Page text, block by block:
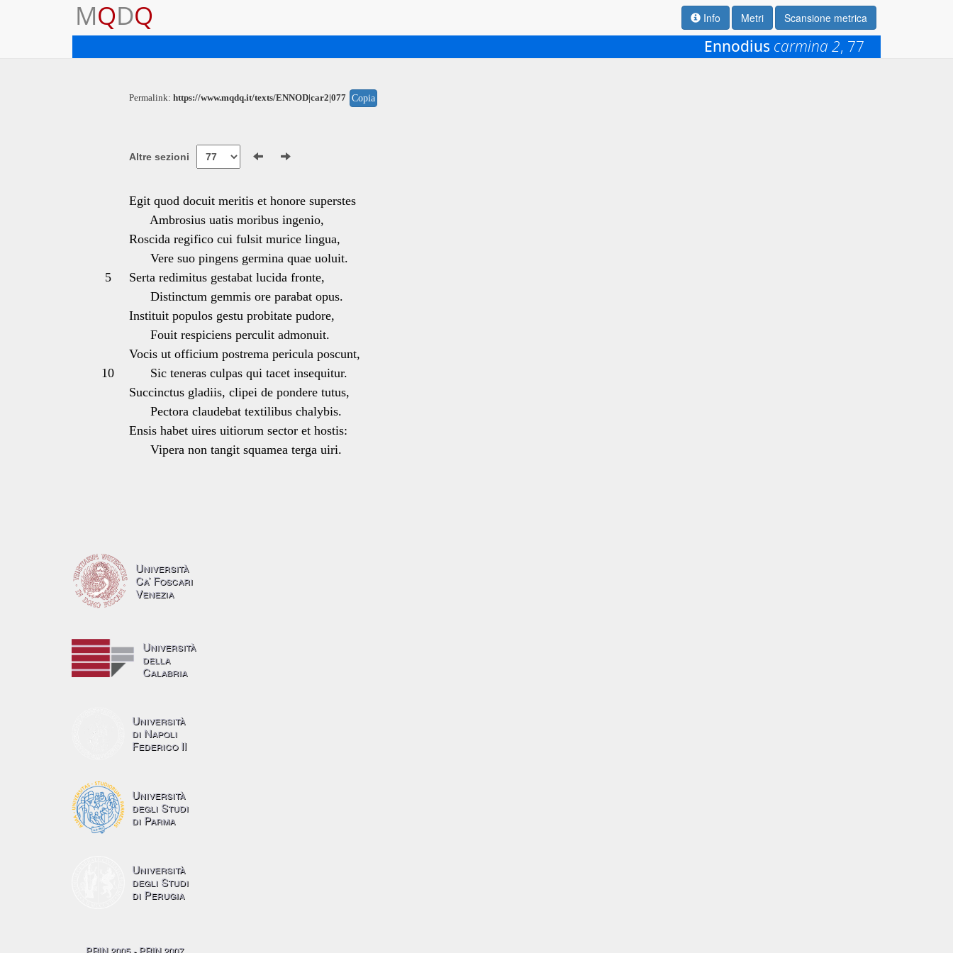
MQDQ Info Metri Scansione metrica
Ennodius carmina 2, 77
Permalink: https://www.mqdq.it/texts/ENNOD|car2|077 Copia
Altre sezioni
Egit quod docuit meritis et honore superstes
Ambrosius uatis moribus ingenio,
Roscida regifico cui fulsit murice lingua,
Vere suo pingens germina quae uoluit.
5
Serta redimitus gestabat lucida fronte,
Distinctum gemmis ore parabat opus.
Instituit populos gestu probitate pudore,
Fouit respiciens perculit admonuit.
Vocis ut officium postrema pericula poscunt,
10
Sic teneras culpas qui tacet insequitur.
Succinctus gladiis, clipei de pondere tutus,
Pectora claudebat textilibus chalybis.
Ensis habet uires uitiorum sector et hostis:
Vipera non tangit squamea terga uiri.
Università
Ca’ Foscari
Venezia
Università
della
Calabria
Università
di Napoli
Federico II
Università
degli Studi
di Parma
Università
degli Studi
di Perugia